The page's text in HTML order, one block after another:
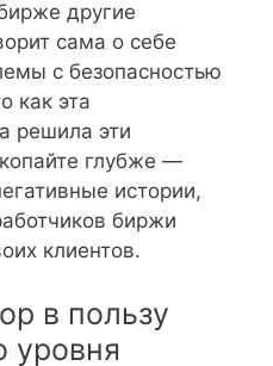
другие
сама о себе
с безопасностью
как эта
решила эти
глубже —
истории,
биржи
клиентов.
в пользу
уровня